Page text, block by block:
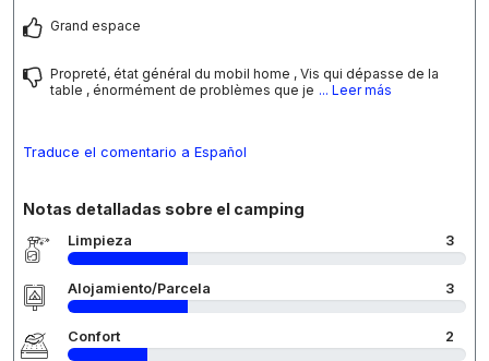
Grand espace
Propreté, état général du mobil home , Vis qui dépasse de la
table , énormément de problèmes que je ... Leer más
Traduce el comentario a Español
Notas detalladas sobre el camping
Limpieza 3
Alojamiento/Parcela 3
Confort 2